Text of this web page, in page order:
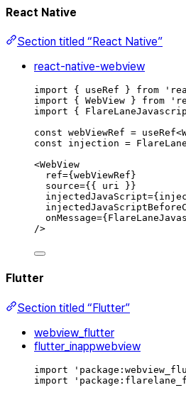
React Native
Section titled “React Native”
react-native-webview
import { useRef } from '
import
{ WebView } from '
import
{
const webViewRef = useRef<
const
injection =
<WebView
ref={ webViewRef }
source={{ uri
}}
injectedJavaScript={
onMessage={
/>
Flutter
Section titled “Flutter”
webview_flutter
flutter_inappwebview
import
import